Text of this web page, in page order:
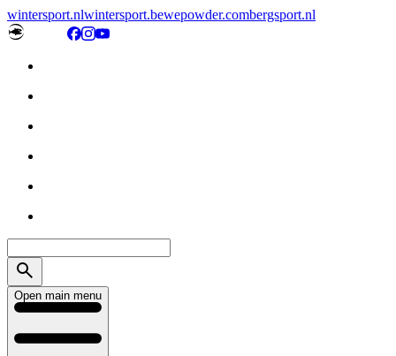
wintersport.nlwintersport.bewepowder.combergsport.nl
Open main menu